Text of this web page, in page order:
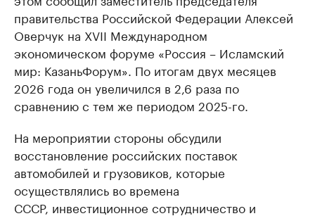
правительства Российской Федерации Алексей
Оверчук на XVII Международном
экономическом форуме «Россия – Исламский
мир: КазаньФорум». По итогам двух месяцев
2026 года он увеличился в 2,6 раза по
сравнению с тем же периодом 2025-го.
На мероприятии стороны обсудили
восстановление российских поставок
автомобилей и грузовиков, которые
осуществлялись во времена
СССР, инвестиционное сотрудничество и